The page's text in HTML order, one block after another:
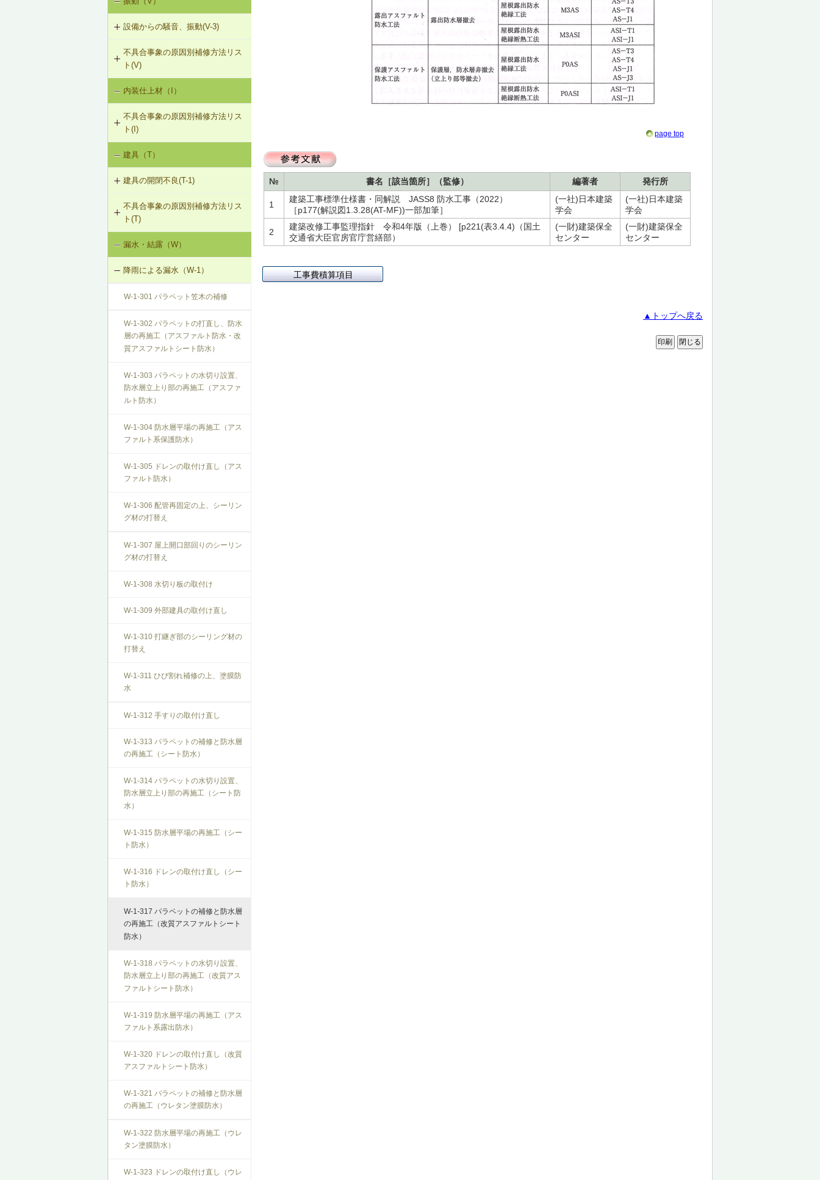
たRC造の界壁の補修
SO-5-302 バルコニー手すりの風騒
音（笛吹き音）を防止する補助部材
の設置
界床に係る遮音不良（床歩行音等の
床衝撃音）（SO-1）
界床に係る遮音不良（椅子の移動音
や物の落下音等の床衝撃音）（SO-
2）
界壁に係る遮音不良（界壁からの透
過音）（SO-3）
外壁開口部に係る遮音不良（外部開
口部からの透過音）（SO-4）
設備からの騒音、振動(V-3)
V-3-001 換気扇・ダクト等の交換工
事
V-3-002 水栓の取付け直し
V-3-003 器具用通気弁の取付け
への交換
V-3-005 駐輪機からの音・振動の伝
V-3-301 給水管からの音・振動の伝
置）
V-3-302 排水管からの音・振動の伝
の伝搬を防止する措置
V-3-304 大便器からの音・振動の伝
V-3-305 防振構造の自動ドアへの交
換
不具合事象の原因別補修方法リス
ト(V)
床振動（V-1）
水平振動（V-2）
設備からの騒音、振動（V-3）
内装仕上材（I）
不具合事象の原因別補修方法リス
ト(I)
内装仕上材の汚損（I-1）
内装仕上材のひび割れ、はがれ等
（I-2）
建具（T）
建具の開閉不良(T-1)
T-1-001 丁番の取付け調整
T-1-002 丁番の取替え
T-1-003 ラッチボルト受金物の調整
T-1-006 建具の反直し・取替え
T-1-008 建具上桟削り調整
不具合事象の原因別補修方法リス
ト(T)
建具の開閉不良（T-1）
漏水・結露（W）
降雨による漏水（W-1）
W-1-301 パラペット笠木の補修
W-1-302 パラペットの打直し、防水
層の再施工（アスファルト防水・改
質アスファルトシート防水）
W-1-303 パラペットの水切り設置、
防水層立上り部の再施工（アスファ
ルト防水）
W-1-304 防水層平場の再施工（アス
ファルト系保護防水）
W-1-305 ドレンの取付け直し（アス
ファルト防水）
W-1-306 配管再固定の上、シーリン
グ材の打替え
W-1-307 屋上開口部回りのシーリン
グ材の打替え
W-1-308 水切り板の取付け
W-1-309 外部建具の取付け直し
W-1-310 打継ぎ部のシーリング材の
打替え
W-1-311 ひび割れ補修の上、塗膜防
水
W-1-312 手すりの取付け直し
W-1-313 パラペットの補修と防水層
の再施工（シート防水）
W-1-314 パラペットの水切り設置、
防水層立上り部の再施工（シート防
水）
W-1-315 防水層平場の再施工（シー
ト防水）
W-1-316 ドレンの取付け直し（シー
ト防水）
W-1-317 パラペットの補修と防水層
の再施工（改質アスファルトシート
防水）
W-1-318 パラペットの水切り設置、
防水層立上り部の再施工（改質アス
ファルトシート防水）
W-1-319 防水層平場の再施工（アス
ファルト系露出防水）
W-1-320 ドレンの取付け直し（改質
アスファルトシート防水）
W-1-321 パラペットの補修と防水層
の再施工（ウレタン塗膜防水）
W-1-322 防水層平場の再施工（ウレ
タン塗膜防水）
W-1-323 ドレンの取付け直し（ウレ
page top
№ 書名［該当箇所］（監修） 編著者 発行所
1
建築工事標準仕様書・同解説 JASS8 防水工事（2022）
［p177(解説図1.3.28(AT-MF))一部加筆］
(一社)日本建築
学会
(一社)日本建築
学会
2
建築改修工事監理指針 令和4年版（上巻） [p221(表3.4.4)（国土
交通省大臣官房官庁営繕部）
(一財)建築保全
センター
(一財)建築保全
センター
工事費積算項目
▲トップへ戻る